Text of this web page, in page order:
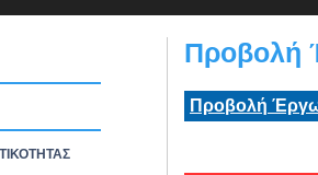
Προβολή
Προβολή